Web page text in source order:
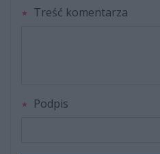
Treść komentarza
Podpis